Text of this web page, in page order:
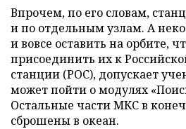
Впрочем, по его словам,
и по отдельным узлам. А
и вовсе оставить на орбите,
присоединить их к
станции (РОС), допускает
может пойти о модулях
Остальные части МКС в
сброшены в океан.